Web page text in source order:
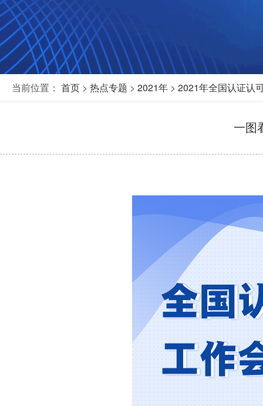
当前位置： 首页 > 热点专题 > 2021年 > 2021年全国认证认
一图